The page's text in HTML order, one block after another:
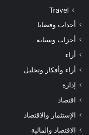
Travel
أحداث وقضايا
أحزاب وسياية
أراء
أراء وأفكار وتحليل
إدارة
اقتصاد
الإستثمار والاقتصاد
الاقتصاد والمالية